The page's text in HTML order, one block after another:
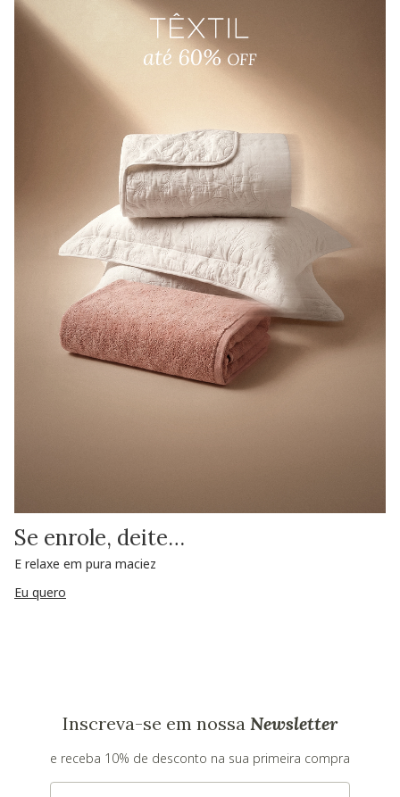
Se enrole, deite…
E relaxe em pura maciez
Eu quero
Inscreva-se em nossa Newsletter
e receba 10% de desconto na sua primeira compra
E-mail